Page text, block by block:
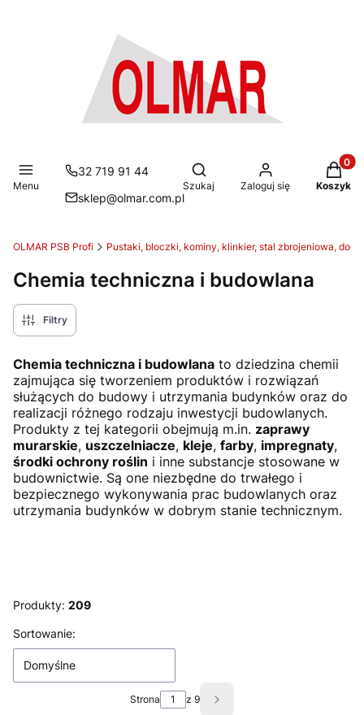
Menu
32 719 91 44
sklep@olmar.com.pl
Otwórz wyszukiwarkę
Szukaj Zaloguj się Koszyk
OLMAR PSB Profi Pustaki, bloczki, kominy, klinkier, stal zbrojeniowa,
Chemia techniczna i budowlana
Filtry
Chemia techniczna i budowlana to dziedzina chemii
zajmująca się tworzeniem produktów i rozwiązań
służących do budowy i utrzymania budynków oraz do
realizacji różnego rodzaju inwestycji budowlanych.
Produkty z tej kategorii obejmują m.in. zaprawy
murarskie, uszczelniacze, kleje, farby, impregnaty,
środki ochrony roślin i inne substancje stosowane w
budownictwie. Są one niezbędne do trwałego i
bezpiecznego wykonywania prac budowlanych oraz
utrzymania budynków w dobrym stanie technicznym.
Produkty: 209
Lista produktów
Sortowanie:
Domyślne
Strona z 9 Następne produkty